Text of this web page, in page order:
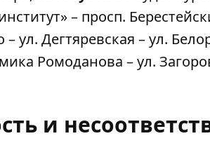
– просп.
ул. Дегтяревская – ул.
Ромоданова – ул.
и